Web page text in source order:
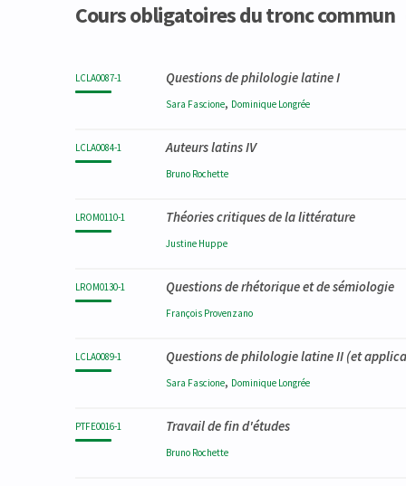
Cours obligatoires du tronc commun
LCLA0087-1 Questions de philologie latine I
Sara Fascione, Dominique Longrée
LCLA0084-1 Auteurs latins IV
Bruno Rochette
LROM0110-1 Théories critiques de la littérature
Justine Huppe
LROM0130-1 Questions de rhétorique et de sémiologie
François Provenzano
LCLA0089-1 Questions de philologie latine II (et
Sara Fascione, Dominique Longrée
PTFE0016-1 Travail de fin d'études
Bruno Rochette